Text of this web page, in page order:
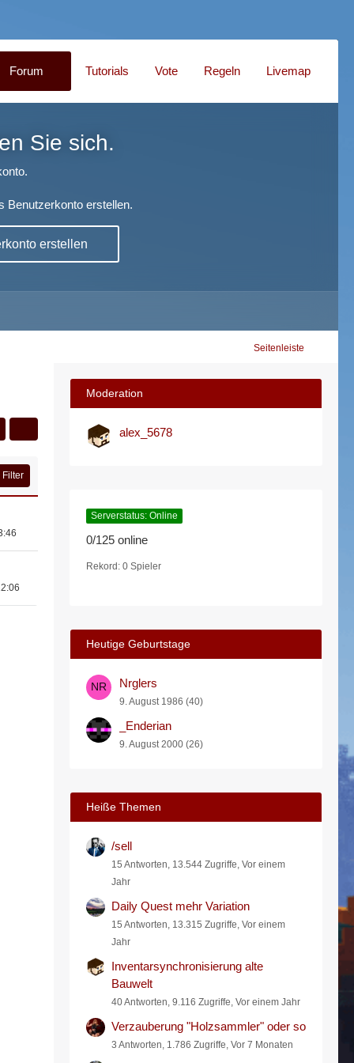
Forum Tutorials Vote Regeln Livemap
Sie sich.
Benutzerkonto erstellen.
erstellen
Seitenleiste
Filter
Moderation
alex_5678
Serverstatus: Online
0/125 online
Rekord: 0 Spieler
Heutige Geburtstage
Nrglers
9. August 1986 (40)
_Enderian
9. August 2000 (26)
Heiße Themen
/sell
15 Antworten, 13.544 Zugriffe, Vor einem
Jahr
Daily Quest mehr Variation
15 Antworten, 13.315 Zugriffe, Vor einem
Jahr
Inventarsynchronisierung alte
Bauwelt
40 Antworten, 9.116 Zugriffe, Vor einem Jahr
Verzauberung "Holzsammler" oder so
3 Antworten, 1.786 Zugriffe, Vor 7 Monaten